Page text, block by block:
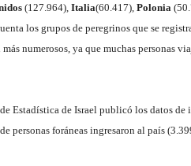
(127.964), Italia(60.417), Polonia
los grupos de peregrinos que se
numerosos, ya que muchas personas
Estadística de Israel publicó los datos de
personas foráneas ingresaron al país